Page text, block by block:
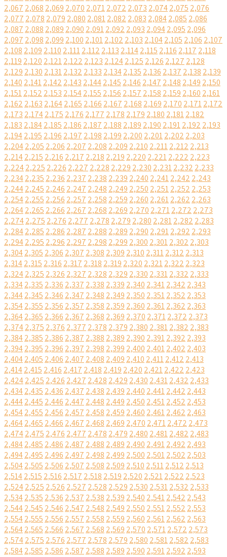
2,067 2,068 2,069 2,070 2,0712,072 2,073 2,0742,075 2,076
2,077 2,078 2,079 2,080 2,0812,082 2,083 2,0842,085 2,086
2,087 2,088 2,089 2,090 2,0912,092 2,093 2,0942,095 2,096
2,097 2,098 2,099 2,100 2,1012,102 2,103 2,1042,105 2,106 2,107
2,108 2,109 2,110 2,1112,112 2,113 2,1142,115 2,116 2,117 2,118
2,119 2,120 2,1212,122 2,123 2,1242,125 2,126 2,127 2,128
2,129 2,130 2,1312,132 2,133 2,1342,135 2,136 2,137 2,138 2,139
2,140 2,1412,142 2,143 2,1442,145 2,146 2,147 2,148 2,149 2,150
2,1512,152 2,153 2,1542,155 2,156 2,157 2,158 2,159 2,160 2,161
2,162 2,163 2,1642,165 2,166 2,167 2,168 2,169 2,170 2,1712,172
2,173 2,1742,175 2,176 2,177 2,178 2,179 2,180 2,1812,182
2,183 2,1842,185 2,186 2,187 2,188 2,189 2,190 2,1912,192 2,193
2,1942,195 2,196 2,197 2,198 2,199 2,200 2,2012,202 2,203
2,2042,205 2,206 2,207 2,208 2,209 2,210 2,2112,212 2,213
2,2142,215 2,216 2,217 2,218 2,219 2,220 2,2212,222 2,223
2,2242,225 2,226 2,227 2,228 2,229 2,230 2,2312,232 2,233
2,2342,235 2,236 2,237 2,238 2,239 2,240 2,2412,242 2,243
2,2442,245 2,246 2,247 2,248 2,249 2,250 2,2512,252 2,253
2,2542,255 2,256 2,257 2,258 2,259 2,260 2,2612,262 2,263
2,2642,265 2,266 2,267 2,268 2,269 2,270 2,2712,272 2,273
2,2742,275 2,276 2,277 2,278 2,279 2,280 2,2812,282 2,283
2,2842,285 2,286 2,287 2,288 2,289 2,290 2,2912,292 2,293
2,2942,295 2,296 2,297 2,298 2,299 2,300 2,3012,302 2,303
2,3042,305 2,306 2,307 2,308 2,309 2,310 2,3112,312 2,313
2,3142,315 2,316 2,317 2,318 2,319 2,320 2,3212,322 2,323
2,3242,325 2,326 2,327 2,328 2,329 2,330 2,3312,332 2,333
2,3342,335 2,336 2,337 2,338 2,339 2,340 2,3412,342 2,343
2,3442,345 2,346 2,347 2,348 2,349 2,350 2,3512,352 2,353
2,3542,355 2,356 2,357 2,358 2,359 2,360 2,3612,362 2,363
2,3642,365 2,366 2,367 2,368 2,369 2,370 2,3712,372 2,373
2,3742,375 2,376 2,377 2,378 2,379 2,380 2,3812,382 2,383
2,3842,385 2,386 2,387 2,388 2,389 2,390 2,3912,392 2,393
2,3942,395 2,396 2,397 2,398 2,399 2,400 2,4012,402 2,403
2,4042,405 2,406 2,407 2,408 2,409 2,410 2,4112,412 2,413
2,4142,415 2,416 2,417 2,418 2,419 2,420 2,4212,422 2,423
2,4242,425 2,426 2,427 2,428 2,429 2,430 2,4312,432 2,433
2,4342,435 2,436 2,437 2,438 2,439 2,440 2,4412,442 2,443
2,4442,445 2,446 2,447 2,448 2,449 2,450 2,4512,452 2,453
2,4542,455 2,456 2,457 2,458 2,459 2,460 2,4612,462 2,463
2,4642,465 2,466 2,467 2,468 2,469 2,470 2,4712,472 2,473
2,4742,475 2,476 2,477 2,478 2,479 2,480 2,4812,482 2,483
2,4842,485 2,486 2,487 2,488 2,489 2,490 2,4912,492 2,493
2,4942,495 2,496 2,497 2,498 2,499 2,500 2,5012,502 2,503
2,5042,505 2,506 2,507 2,508 2,509 2,510 2,5112,512 2,513
2,5142,515 2,516 2,517 2,518 2,519 2,520 2,5212,522 2,523
2,5242,525 2,526 2,527 2,528 2,529 2,530 2,5312,532 2,533
2,5342,535 2,536 2,537 2,538 2,539 2,540 2,5412,542 2,543
2,5442,545 2,546 2,547 2,548 2,549 2,550 2,5512,552 2,553
2,5542,555 2,556 2,557 2,558 2,559 2,560 2,5612,562 2,563
2,5642,565 2,566 2,567 2,568 2,569 2,570 2,5712,572 2,573
2,5742,575 2,576 2,577 2,578 2,579 2,580 2,5812,582 2,583
2,5842,585 2,586 2,587 2,588 2,589 2,590 2,5912,592 2,593